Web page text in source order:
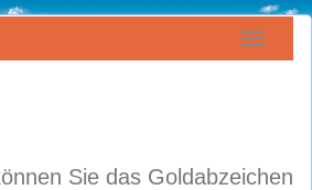
Sie das Goldabzeichen